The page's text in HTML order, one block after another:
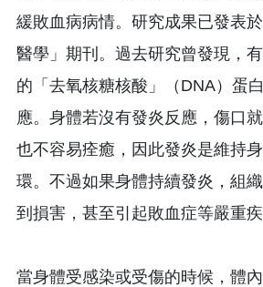
緩敗血病病情。研究成果已發表
醫學」期刊。過去研究曾發現，
的「去氧核糖核酸」（DNA）蛋
應。身體若沒有發炎反應，傷口
也不容易痊癒，因此發炎是維持
環。不過如果身體持續發炎，組
到損害，甚至引起敗血症等嚴重疾
當身體受感染或受傷的時候，體